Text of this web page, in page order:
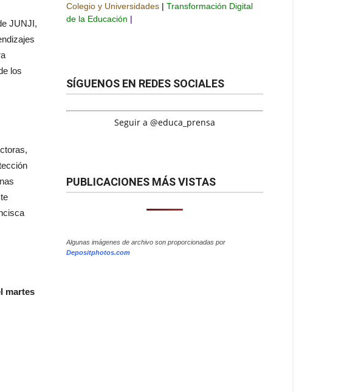
JUNJI,
los
martes
Colegio y Universidades | Transformación Digital
de la Educación |
SÍGUENOS EN REDES SOCIALES
Seguir a @educa_prensa
PUBLICACIONES MÁS VISTAS
Algunas imágenes de archivo son proporcionadas por
Depositphotos.com